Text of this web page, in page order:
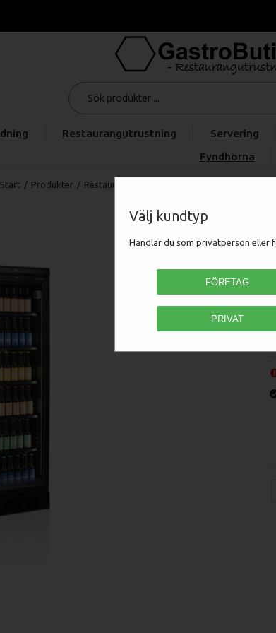
Välj kundtyp
Handlar du som privatperson eller
FÖRETAG
PRIVAT
Restaurangutrustning Servering
Fyndhörna
Start / Produkter / Restaurangmaskiner